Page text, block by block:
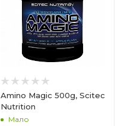
Amino Magic 500g, Scitec
Nutrition
Мало